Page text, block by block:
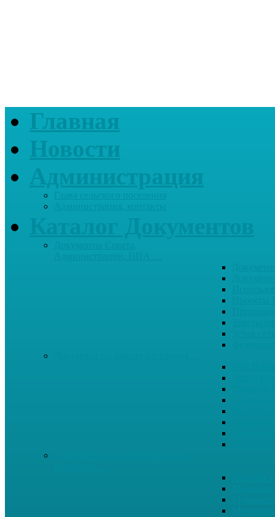
Главная
Новости
Администрация